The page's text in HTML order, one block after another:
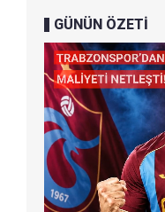
GÜNÜN ÖZETİ